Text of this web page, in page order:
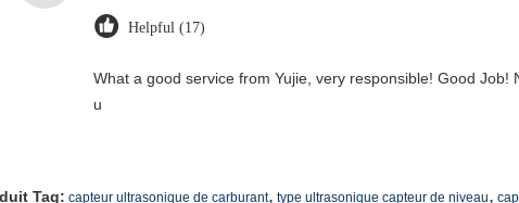
Helpful (17)
What a good service from Yujie, very responsible! Good Job!
u
Tag: capteur ultrasonique de carburant, type ultrasonique capteur de niveau,